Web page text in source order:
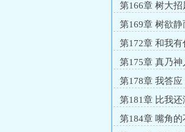
第166章 树大招
第169章 树欲静
第172章 和我有
第175章 真乃神
第178章 我答应
第181章 比我还
第184章 嘴角的